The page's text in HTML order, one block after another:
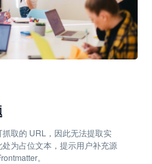
取的 URL，因此无法提取实
为占位文本，提示用户补充源
。